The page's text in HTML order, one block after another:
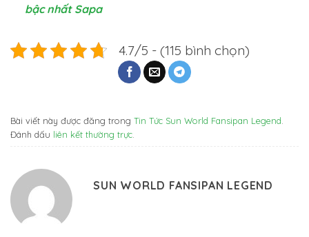
bậc nhất Sapa
4.7/5 - (115 bình chọn)
Bài viết này được đăng trong Tin Tức Sun World Fansipan Legend
Đánh dấu liên kết thường trực
SUN WORLD FANSIPAN LEGEND